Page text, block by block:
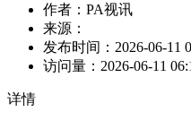
作者：PA视讯
来源：
发布时间： 2026-06-11
访问量： 2026-06-11
详情